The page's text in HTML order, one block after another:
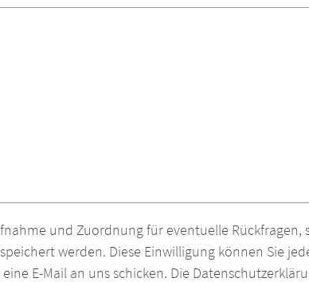
und Zuordnung für eventuelle Rückfragen,
werden. Diese Einwilligung können Sie
E-Mail an uns schicken. Die